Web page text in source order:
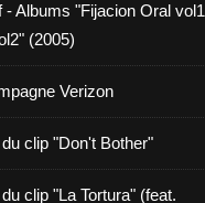
- Albums "Fijacion Oral vol1
(2005)
Verizon
clip "Don't Bother"
clip "La Tortura" (feat.